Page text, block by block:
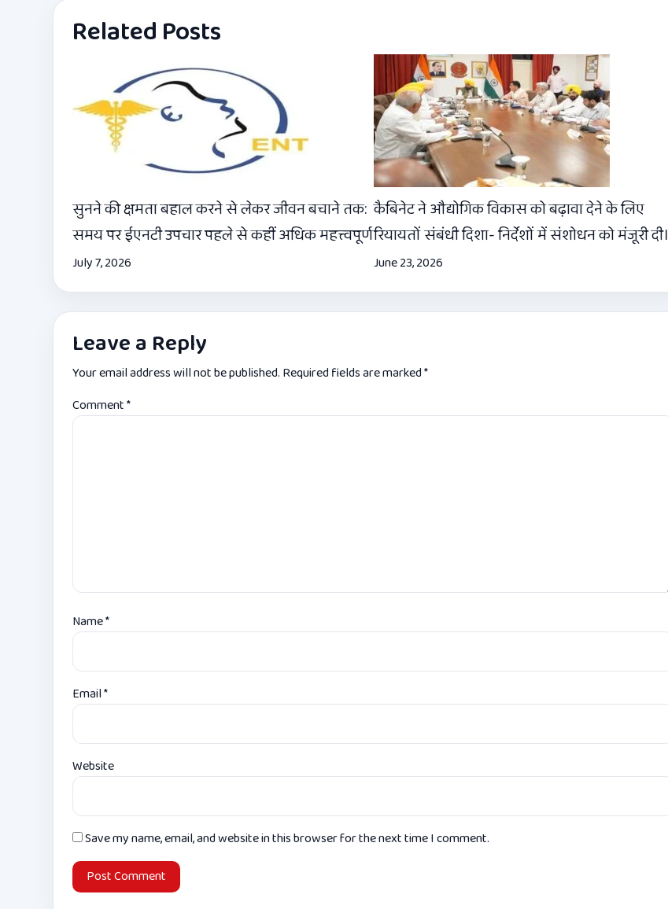
Related Posts
सुनने की क्षमता बहाल करने से लेकर जीवन बचाने तक:
समय पर ईएनटी उपचार पहले से कहीं अधिक महत्त्वपूर्ण
July 7, 2026
कैबिनेट ने औद्योगिक विकास को बढ़ावा देने के लिए
रियायतों संबंधी दिशा- निर्देशों में संशोधन को मंजूरी दी।
June 23, 2026
Leave a Reply
Your email address will not be published. Required fields are marked*
Comment*
Name*
Email*
Website
Save my name, email, and website in this browser for the next time I comment.